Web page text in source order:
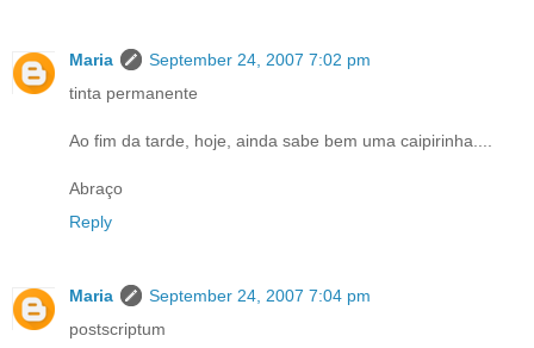
Maria
September 24, 2007 7:02 pm
tinta permanente
Ao fim da tarde, hoje, ainda sabe bem uma caipirinha....
Abraço
Reply
Maria
September 24, 2007 7:04 pm
postscriptum